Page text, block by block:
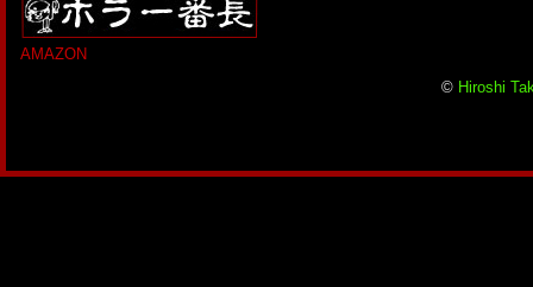
AMAZON
© Hiroshi